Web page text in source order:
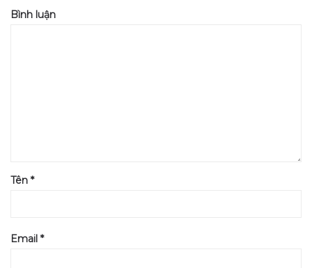
Bình luận
Tên *
Email *